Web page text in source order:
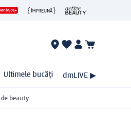
Ultimele bucăți dmLIVE ▶
beauty